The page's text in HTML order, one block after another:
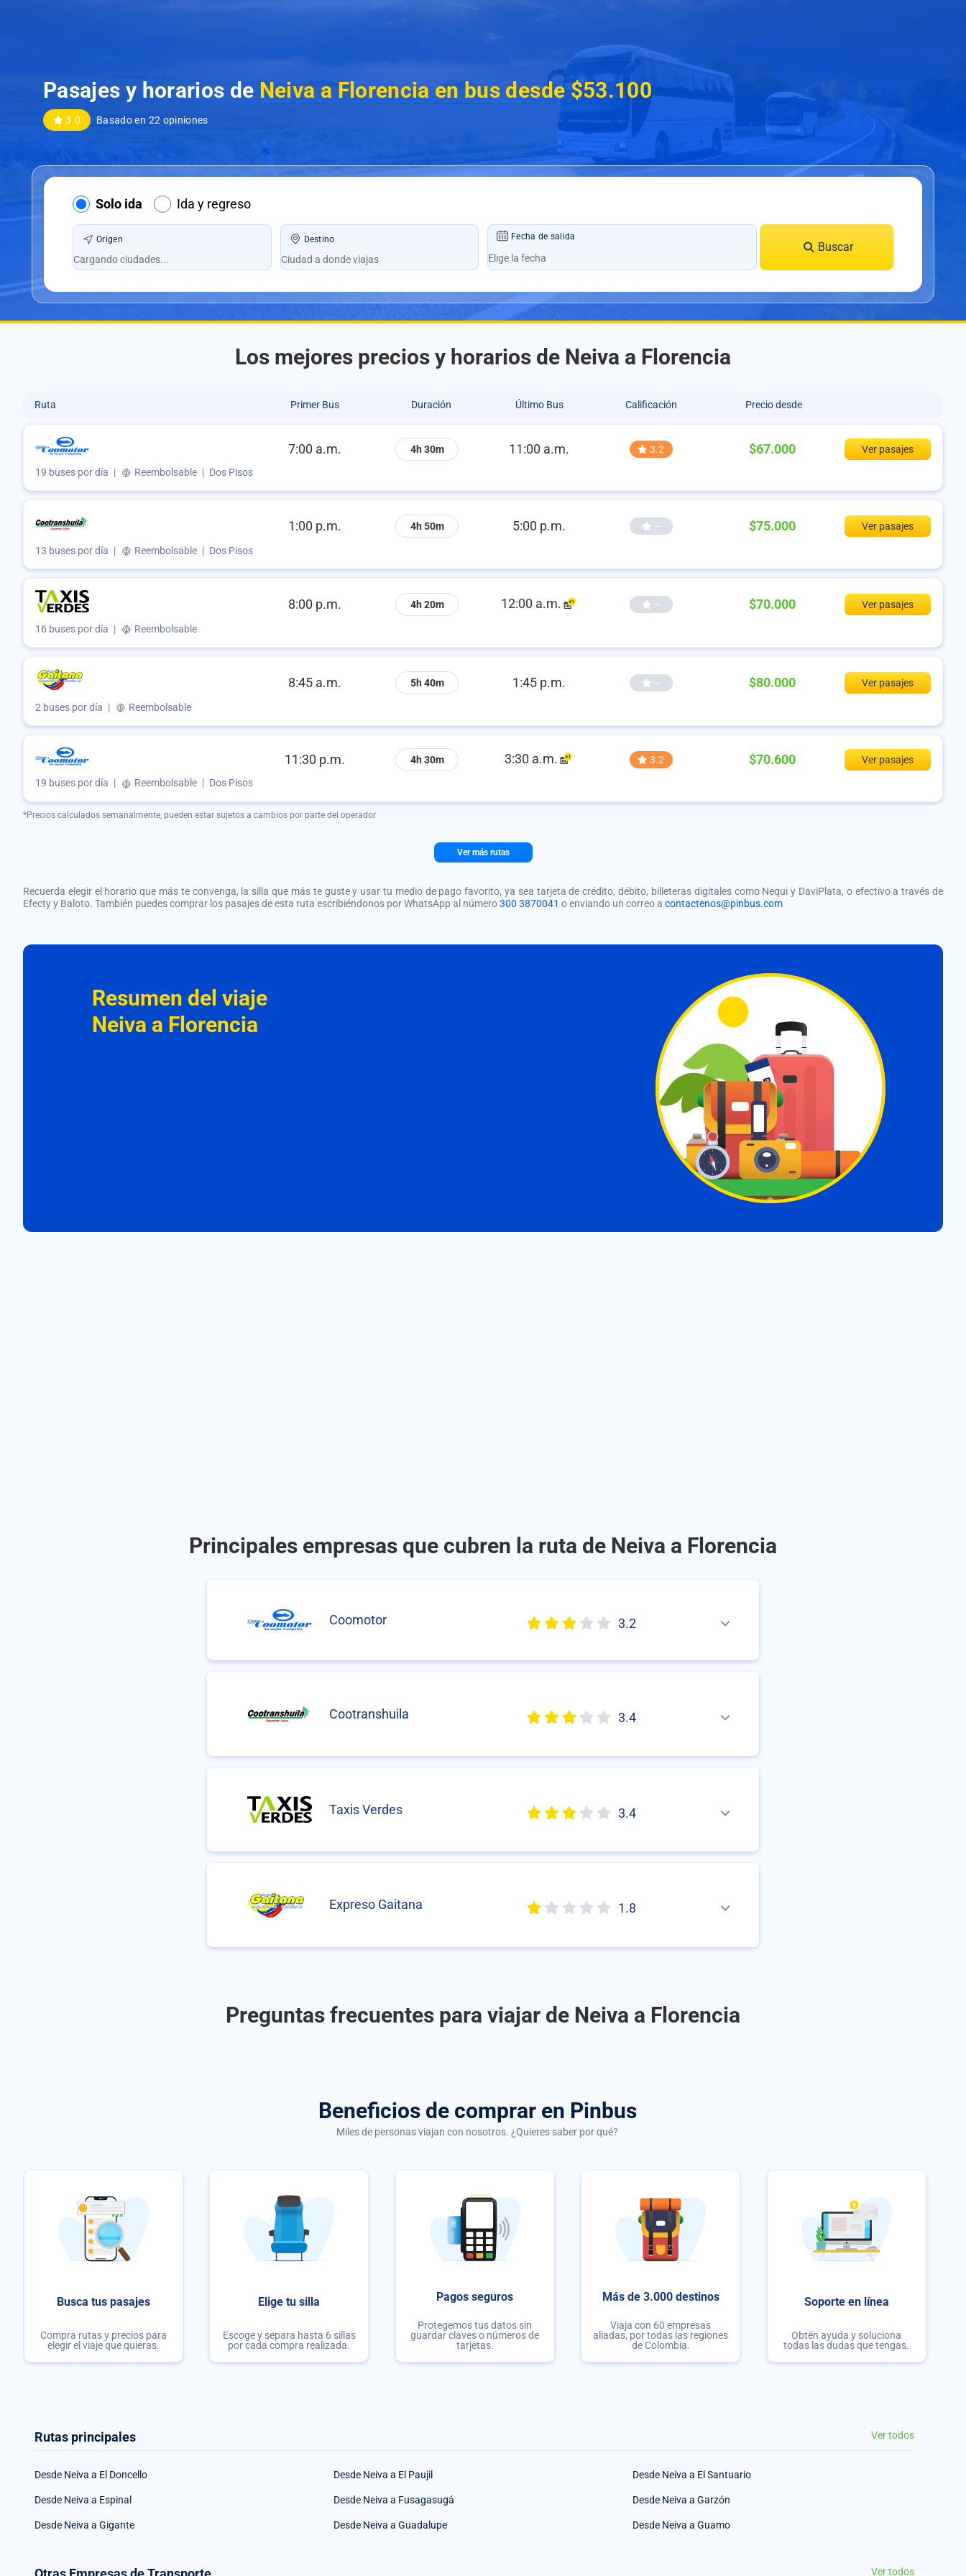
Pasajes y horarios de Neiva a Florencia en bus desde $53.100
3.0 Basado en 22 opiniones
Solo ida Ida y regreso
Origen Destino Fecha de salida
Buscar
Los mejores precios y horarios de Neiva a Florencia
Ruta Primer Bus Duración Último Bus Calificación Precio desde
7:00 a.m. 4h 30m 11:00 a.m. 3.2 $67.000 Ver pasajes
19 buses por día | Reembolsable | Dos Pisos
1:00 p.m. 4h 50m 5:00 p.m. -- $75.000 Ver pasajes
13 buses por día | Reembolsable | Dos Pisos
8:00 p.m. 4h 20m 12:00 a.m. -- $70.000 Ver pasajes
16 buses por día | Reembolsable
8:45 a.m. 5h 40m 1:45 p.m. -- $80.000 Ver pasajes
2 buses por día | Reembolsable
11:30 p.m. 4h 30m 3:30 a.m. 3.2 $70.600 Ver pasajes
19 buses por día | Reembolsable | Dos Pisos
*Precios calculados semanalmente, pueden estar sujetos a cambios por parte del operador
Ver más rutas
Recuerda elegir el horario que más te convenga, la silla que más te guste y usar tu medio de pago favorito, ya sea tarjeta de crédito, débito, billeteras digitales como Nequi y DaviPlata, o efectivo a través de
Efecty y Baloto. También puedes comprar los pasajes de esta ruta escribiéndonos por WhatsApp al número300 3870041 o enviando un correo a contactenos@pinbus.com
Resumen del viaje
Neiva a Florencia
Principales empresas que cubren la ruta de Neiva a Florencia
Coomotor 3.2
Cootranshuila 3.4
Taxis Verdes 3.4
Expreso Gaitana 1.8
Preguntas frecuentes para viajar de Neiva a Florencia
Beneficios de comprar en Pinbus
Miles de personas viajan con nosotros. ¿Quieres saber por qué?
Busca tus pasajes
Compra rutas y precios para
elegir el viaje que quieras.
Elige tu silla
Escoge y separa hasta 6 sillas
por cada compra realizada.
Pagos seguros
Protegemos tus datos sin
guardar claves o números de
tarjetas.
Más de 3.000 destinos
Viaja con 60 empresas
aliadas, por todas las regiones
de Colombia.
Soporte en línea
Obtén ayuda y soluciona
todas las dudas que tengas.
Rutas principales Ver todos
Desde Neiva a El Doncello Desde Neiva a El Paujil Desde Neiva a El Santuario
Desde Neiva a Espinal Desde Neiva a Fusagasugá Desde Neiva a Garzón
Desde Neiva a Gigante Desde Neiva a Guadalupe Desde Neiva a Guamo
Ver todos